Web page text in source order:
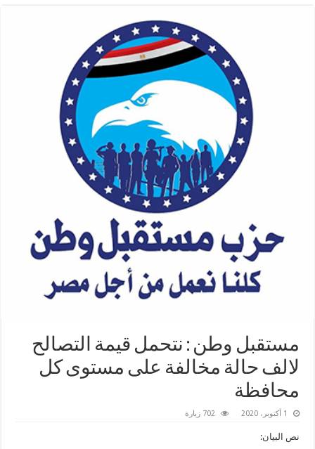
مستقبل وطن : نتحمل قيمة التصالح
لالف حالة مخالفة على مستوى كل
محافظة
1 أكتوبر، 2020 702 زيارة
نص البيان: